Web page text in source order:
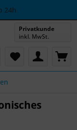
- 16:00 Uhr
24h
Privatkunde
inkl. MwSt.